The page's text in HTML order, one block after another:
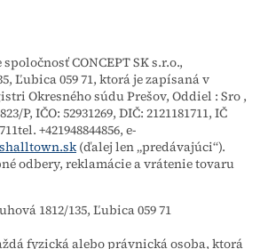
CONCEPT SK s.r.o.,
Ľubica 059 71, ktorá je zapísaná v
Okresného súdu Prešov, Oddiel : Sro ,
P, IČO: 52931269, DIČ: 2121181711, IČ
+421948844856, e-
(ďalej len „predávajúci“).
odbery, reklamácie a vrátenie tovaru
1812/135, Ľubica 059 71
fyzická alebo právnická osoba, ktorá